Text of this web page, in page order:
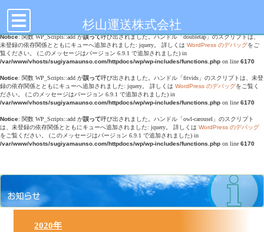
Notice: Undefined offset: 0 in
content/themes/sugiyamaunso/header.phpon line17
Notice: 関数 WP_Scripts::add が誤って呼び出されました。ハンドル「doubletap」のスクリプトは、
未登録の依存関係とともにキューへ追加されました: jquery。 詳しくは WordPress のデバッグをご
覧ください。 (このメッセージはバージョン 6.9.1 で追加されました) in
/var/www/vhosts/sugiyamaunso.com/httpdocs/wp/wp-includes/functions.php on line 6170
Notice: 関数 WP_Scripts::add が誤って呼び出されました。ハンドル「fitvids」のスクリプトは、未登
録の依存関係とともにキューへ追加されました: jquery。 詳しくは WordPress のデバッグをご覧く
ださい。 (このメッセージはバージョン 6.9.1 で追加されました) in
/var/www/vhosts/sugiyamaunso.com/httpdocs/wp/wp-includes/functions.php on line 6170
Notice: 関数 WP_Scripts::add が誤って呼び出されました。ハンドル「owl-carousel」のスクリプト
は、未登録の依存関係とともにキューへ追加されました: jquery。 詳しくは WordPress のデバッグ
をご覧ください。 (このメッセージはバージョン 6.9.1 で追加されました) in
/var/www/vhosts/sugiyamaunso.com/httpdocs/wp/wp-includes/functions.php on line 6170
杉山運送株式会社
toggle
navigation
2020年